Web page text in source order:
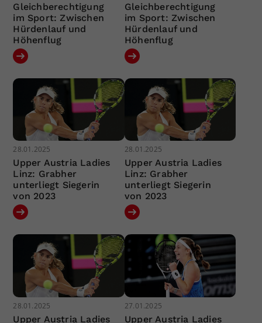
Gleichberechtigung
im Sport: Zwischen
Hürdenlauf und
Höhenflug
Gleichberechtigung
im Sport: Zwischen
Hürdenlauf und
Höhenflug
28.01.2025
Upper Austria Ladies
Linz: Grabher
unterliegt Siegerin
von 2023
28.01.2025
Upper Austria Ladies
Linz: Grabher
unterliegt Siegerin
von 2023
28.01.2025
Upper Austria Ladies
27.01.2025
Upper Austria Ladies